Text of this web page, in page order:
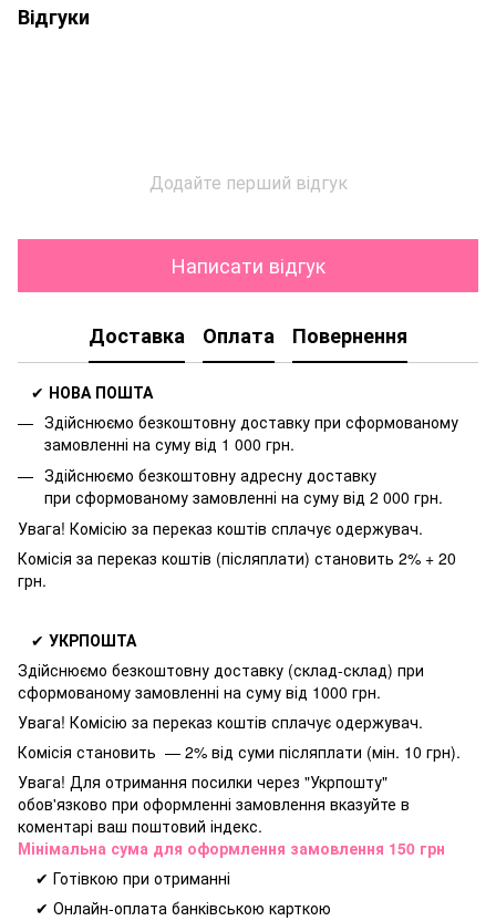
Відгуки
Додайте перший відгук
Написати відгук
Доставка Оплата Повернення
✔ НОВА ПОШТА
Здійснюємо безкоштовну доставку при сформованому
замовленні на суму від 1 000 грн.
Здійснюємо безкоштовну адресну доставку
при сформованому замовленні на суму від 2 000 грн.
Увага! Комісію за переказ коштів сплачує одержувач.
Комісія за переказ коштів (післяплати) становить 2% + 20
грн.
✔ УКРПОШТА
Здійснюємо безкоштовну доставку (склад-склад) при
сформованому замовленні на суму від 1000 грн.
Увага! Комісію за переказ коштів сплачує одержувач.
Комісія становить — 2% від суми післяплати (мін. 10 грн).
Увага! Для отримання посилки через "Укрпошту"
обов'язково при оформленні замовлення вказуйте в
коментарі ваш поштовий індекс.
Мінімальна сума для оформлення замовлення 150 грн
✔ Готівкою при отриманні
✔ Онлайн-оплата банківською карткою